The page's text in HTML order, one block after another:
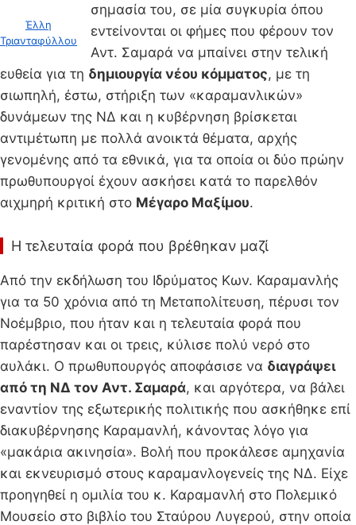
Έλλη
Τριανταφύλλου
σημασία του, σε μία συγκυρία όπου
εντείνονται οι φήμες που φέρουν τον
Αντ. Σαμαρά να μπαίνει στην τελική
ευθεία για τη δημιουργία νέου κόμματος, με τη
σιωπηλή, έστω, στήριξη των «καραμανλικών»
δυνάμεων της ΝΔ και η κυβέρνηση βρίσκεται
αντιμέτωπη με πολλά ανοικτά θέματα, αρχής
γενομένης από τα εθνικά, για τα οποία οι δύο πρώην
πρωθυπουργοί έχουν ασκήσει κατά το παρελθόν
αιχμηρή κριτική στο Μέγαρο Μαξίμου.
Η τελευταία φορά που βρέθηκαν μαζί
Από την εκδήλωση του Ιδρύματος Κων. Καραμανλής
για τα 50 χρόνια από τη Μεταπολίτευση, πέρυσι τον
Νοέμβριο, που ήταν και η τελευταία φορά που
παρέστησαν και οι τρεις, κύλισε πολύ νερό στο
αυλάκι. Ο πρωθυπουργός αποφάσισε να διαγράψει
από τη ΝΔ τον Αντ. Σαμαρά, και αργότερα, να βάλει
εναντίον της εξωτερικής πολιτικής που ασκήθηκε επί
διακυβέρνησης Καραμανλή, κάνοντας λόγο για
«μακάρια ακινησία». Βολή που προκάλεσε αμηχανία
και εκνευρισμό στους καραμανλογενείς της ΝΔ. Είχε
προηγηθεί η ομιλία του κ. Καραμανλή στο Πολεμικό
Μουσείο στο βιβλίο του Σταύρου Λυγερού, στην οποία